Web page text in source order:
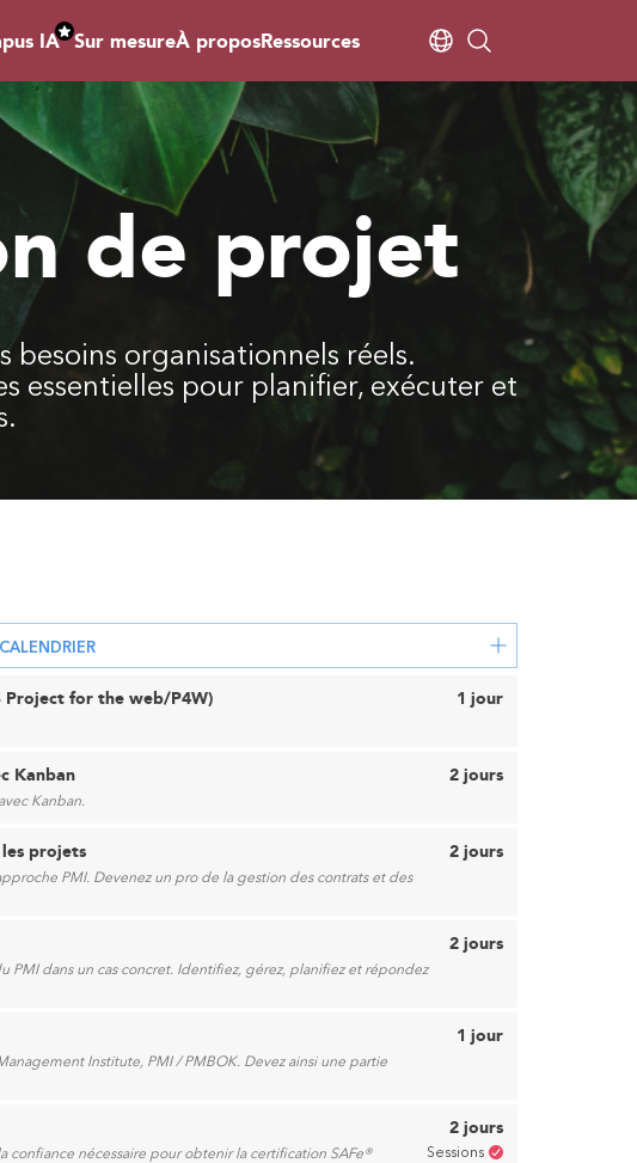
IA Sur mesureÀ proposRessources
de projet
organisationnels réels.
essentielles pour planifier, exécuter et
Project for the web/P4W) 1 jour
Kanban
Kanban.
2 jours
projets
PMI. Devenez un pro de la gestion des contrats et des
2 jours
dans un cas concret. Identifiez, gérez, planifiez et répondez
2 jours
Institute, PMI / PMBOK. Devez ainsi une partie
1 jour
confiance nécessaire pour obtenir la certification SAFe®
2 jours
Sessions